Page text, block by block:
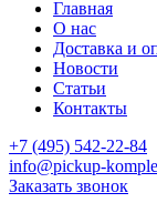
Главная
О нас
Доставка и
Новости
Статьи
Контакты
+7 (495) 542-22-84
info@pickup-
Заказать звонок